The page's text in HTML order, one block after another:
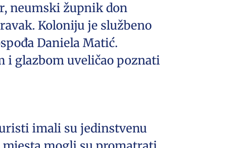
neumski župnik don
Koloniju je službeno
Daniela Matić.
i glazbom uveličao poznati
imali su jedinstvenu